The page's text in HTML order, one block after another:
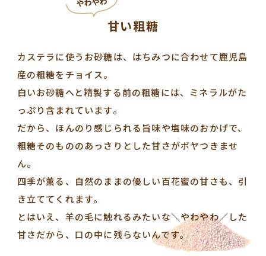
甘い粗糖
カステラに使うお砂糖は、はちみつに合わせて鹿児島
産の粗糖をチョイス。
白いお砂糖へと精製する前の粗糖には、ミネラルがた
っぷり含まれています。
だから、ほんのり感じられる旨味や塩味のおかげで、
粗糖そのもののあっさりとした甘さがボヤつきませ
ん。
四季が薫る、自然のままの優しい百花蜜の甘さも、引
き立ててくれます。
とはいえ、羊の毛に触れるみたいな＼やわやわ／した
甘さだから、口の中に残らないんです。